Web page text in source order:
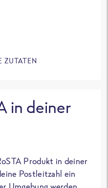
ZUTATEN
in deiner
Produkt in deiner
Postleitzahl ein